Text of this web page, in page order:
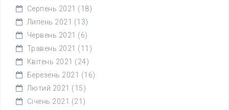
Серпень 2021 (18)
Липень 2021 (13)
Червень 2021 (6)
Травень 2021 (11)
Квітень 2021 (24)
Березень 2021 (16)
Лютий 2021 (15)
Січень 2021 (21)